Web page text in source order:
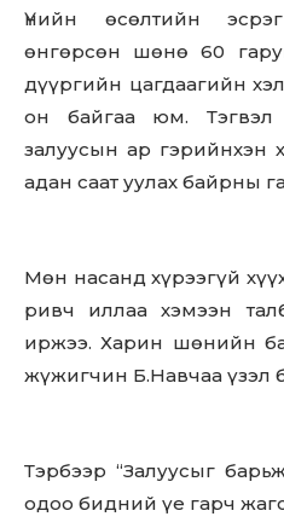
Үнийн өсөлтийн
өнгөрсөн шөнө 60
дүүргийн цагдаагийн
он байгаа юм.
залуусын ар гэрийнхэн
адан саат уулах байрны
Мөн насанд хүрээгүй
ривч иллаа хэмээн
иржээ. Харин шөнийн
жүжигчин Б.Навчаа үзэл
Тэрбээр “Залуусыг
одоо бидний үе гарч